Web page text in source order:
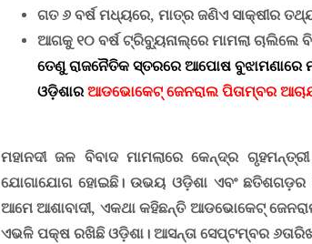
ଗତ ୬ ବର୍ଷ ମଧ୍ୟରେ, ମାତ୍ର ଜଣିଏ ସାକ୍ଷୀର
ଆଗକୁ ୧୦ ବର୍ଷ ଟ୍ରିବ୍ୟୁନାଲ୍‌ରେ ମାମଲା ଚାଲିଲେ
ତେଣୁରାଜନୈତିକ ସ୍ତରରେ ଆପୋଷ ବୁଝାମଣାରେ
ଓଡ଼ିଶାରଆଡଭୋକେଟ୍ ଜେନରାଲ ପିତାମ୍ବର
ମହାନଦୀ ଜଳ ବିବାଦ ମାମଲାରେ କେନ୍ଦ୍ର
ଯୋଗାଯୋଗ ହୋଇଛି।ଉଭୟ ଓଡ଼ିଶା ଏବଂ ଛତିଶଗଡ଼ର
ଆମେ ଆଶାବାଦୀ, ଏକଥା କହିଛନ୍ତି ଆଡଭୋକେଟ୍
ଏଭଳି ପକ୍ଷ ରଖିଛି ଓଡ଼ିଶା। ଆସନ୍ତା ସେପ୍ଟମ୍ବର